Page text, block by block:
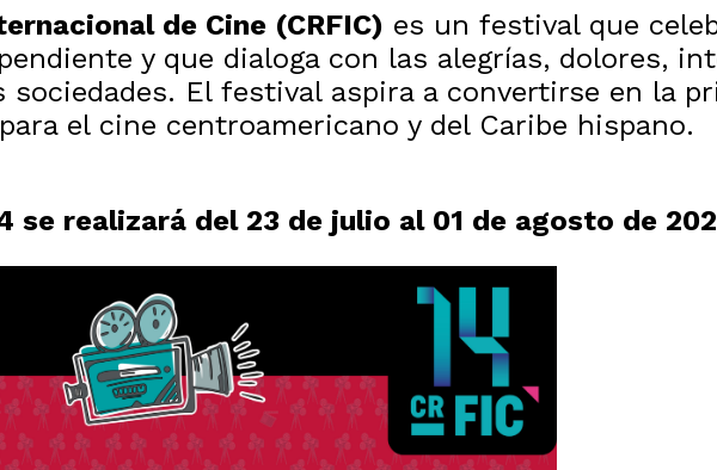
de Cine (CRFIC) es un festival que
y que dialoga con las alegrías, dolores,
sociedades. El festival aspira a convertirse en la
el cine centroamericano y del Caribe hispano.
se realizará del 23 de julio al 01 de agosto de